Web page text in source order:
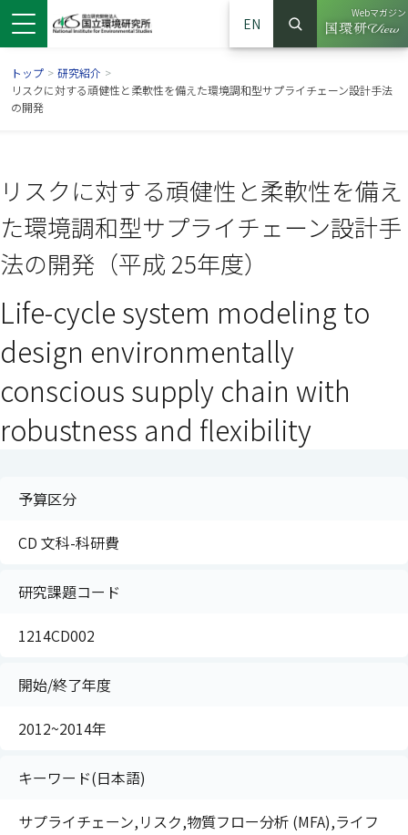
ドウで開きます）
ンドウで開きます）
ウインドウで開きます）
EN
サイト内検索
検索
Webマガジン
（別ウイ
トップ > 研究紹介 >
リスクに対する頑健性と柔軟性を備えた環境調和型サプライチェーン設計手法
の開発
リスクに対する頑健性と柔軟性を備え
た環境調和型サプライチェーン設計手
法の開発（平成 25年度）
Life-cycle system modeling to
design environmentally
conscious supply chain with
robustness and flexibility
予算区分
CD 文科-科研費
研究課題コード
1214CD002
開始/終了年度
2012~2014年
キーワード(日本語)
サプライチェーン,リスク,物質フロー分析 (MFA),ライフ